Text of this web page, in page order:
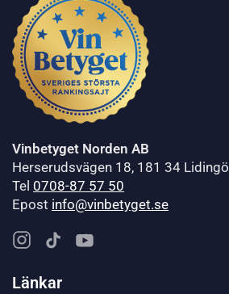
Vinbetyget Norden AB
Herserudsvägen 18, 181 34 Lidingö
Tel 0708-87 57 50
Epost info@vinbetyget.se
Länkar